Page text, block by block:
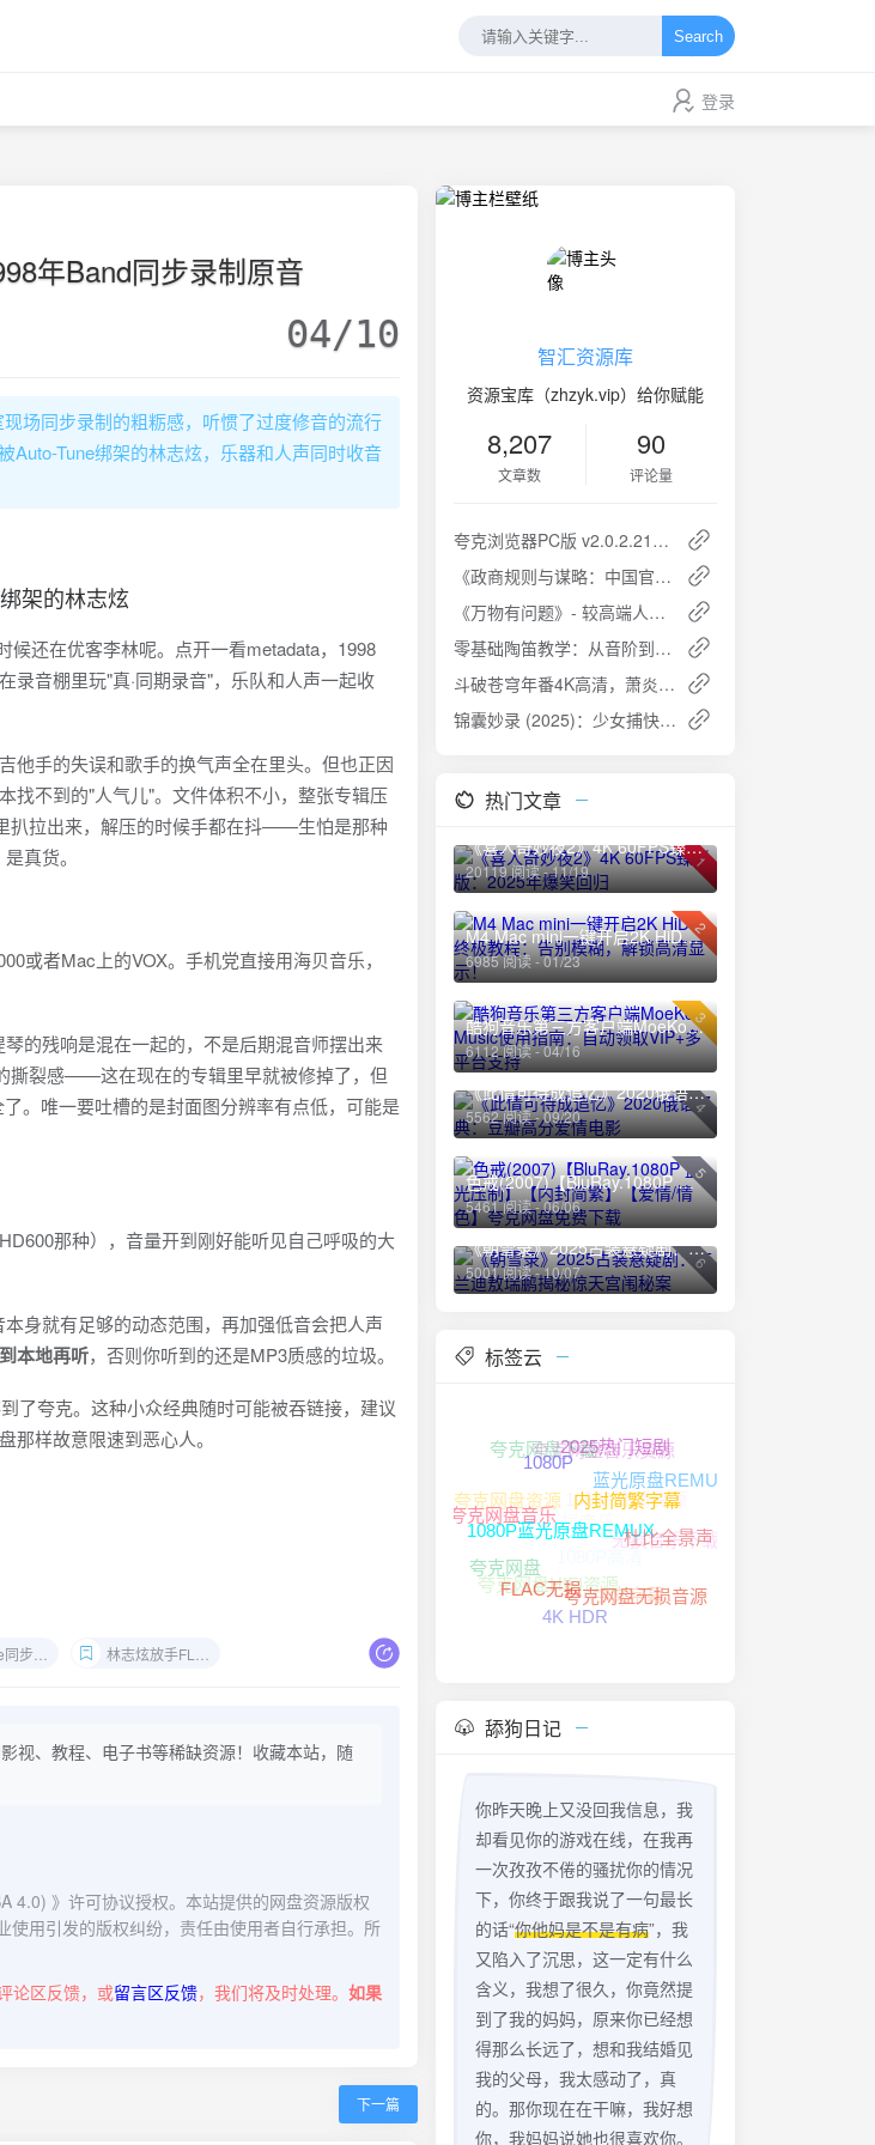
Search
登录
年Band同步录制原音
04/10
场同步录制的粗粝感，听惯了过度修音的流行
Auto-Tune绑架的林志炫，乐器和人声同时收音
架的林志炫
还在优客李林呢。点开一看metadata，1998
录音棚里玩"真·同期录音"，乐队和人声一起收
他手的失误和歌手的换气声全在里头。但也正因
找不到的"人气儿"。文件体积不小，整张专辑压
扒拉出来，解压的时候手都在抖——生怕是那种
真货。
或者Mac上的VOX。手机党直接用海贝音乐，
的残响是混在一起的，不是后期混音师摆出来
撕裂感——这在现在的专辑里早就被修掉了，但
。唯一要吐槽的是封面图分辨率有点低，可能是
那种），音量开到刚好能听见自己呼吸的大
身就有足够的动态范围，再加强低音会把人声
本地再听，否则你听到的还是MP3质感的垃圾。
了夸克。这种小众经典随时可能被吞链接，建议
样故意限速到恶心人。
制原音 林志炫放手FLAC下载
视、教程、电子书等稀缺资源！收藏本站，随
4.0) 》许可协议授权。本站提供的网盘资源版权
用引发的版权纠纷，责任由使用者自行承担。所
论区反馈，或留言区反馈，我们将及时处理。 如果
下一篇
智汇资源库
资源宝库（zhzyk.vip）给你赋能
8,207
文章数
90
评论量
夸克浏览器PC版 v2.0.2.210：极速浏览，智能体验
《政商规则与谋略：中国官场小说系列》- 考验你双商的政商大戏
《万物有问题》- 较高端人类的奇怪知识
零基础陶笛教学：从音阶到名曲的完整入门指南
斗破苍穹年番4K高清，萧炎新征程开启！
锦囊妙录 (2025)：少女捕快智破奇案，江湖少年共谱传奇
热门文章
1
《喜人奇妙夜2》4K 60FPS臻彩版：2025年爆笑回归
20119 阅读 - 11/19
2
M4 Mac mini一键开启2K HiDPI终极教程：告别模糊，解锁高清显示！
6985 阅读 - 01/23
3
酷狗音乐第三方客户端MoeKoe Music使用指南：自动领取VIP+多平台支持
6112 阅读 - 04/16
4
《此情可待成追忆》2020俄语经典：豆瓣高分爱情电影
5562 阅读 - 09/20
5
色戒(2007)【BluRay.1080P 蓝光压制】【内封简繁】【爱情/情色】夸克网盘免费下载
5461 阅读 - 06/06
6
《朝雪录》2025古装悬疑剧：李兰迪敖瑞鹏揭秘惊天宫闱秘案
5001 阅读 - 10/07
标签云
夸克网盘无损音乐
夸克网盘资源
夸克网盘下载
夸克网盘音乐资源
1080P高清资源
1080P高清
夸克网盘HIFI资源
夸克网盘
夸克网盘音乐
1080P
2025热门短剧
蓝光原盘REMUX
无损音乐下载
中文字幕
4K HDR
FLAC无损
1080P蓝光原盘REMUX
杜比全景声
夸克网盘无损音源
舔狗日记
你昨天晚上又没回我信息，我
却看见你的游戏在线，在我再
一次孜孜不倦的骚扰你的情况
下，你终于跟我说了一句最长
的话“你他妈是不是有病”，我
又陷入了沉思，这一定有什么
含义，我想了很久，你竟然提
到了我的妈妈，原来你已经想
得那么长远了，想和我结婚见
我的父母，我太感动了，真
的。那你现在在干嘛，我好想
你，我妈妈说她也很喜欢你。